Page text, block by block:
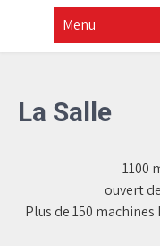
Menu
La Salle
1100
ouvert
Plus de 150